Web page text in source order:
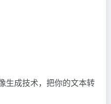
生成技术，把你的文本转